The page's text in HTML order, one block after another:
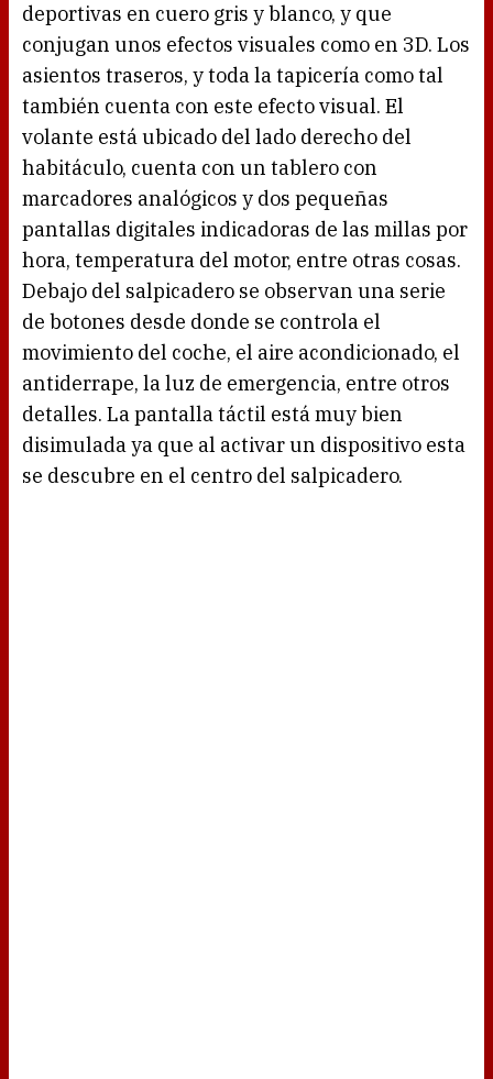
deportivas en cuero gris y blanco, y que
conjugan unos efectos visuales como en 3D. Los
asientos traseros, y toda la tapicería como tal
también cuenta con este efecto visual. El
volante está ubicado del lado derecho del
habitáculo, cuenta con un tablero con
marcadores analógicos y dos pequeñas
pantallas digitales indicadoras de las millas por
hora, temperatura del motor, entre otras cosas.
Debajo del salpicadero se observan una serie
de botones desde donde se controla el
movimiento del coche, el aire acondicionado, el
antiderrape, la luz de emergencia, entre otros
detalles. La pantalla táctil está muy bien
disimulada ya que al activar un dispositivo esta
se descubre en el centro del salpicadero.